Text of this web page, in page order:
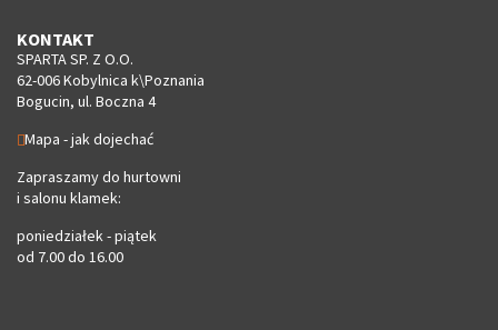
KONTAKT
SPARTA SP. Z O.O.
62-006 Kobylnica k\Poznania
Bogucin, ul. Boczna 4
Mapa - jak dojechać
Zapraszamy do hurtowni
i salonu klamek:
poniedziałek - piątek
od 7.00 do 16.00